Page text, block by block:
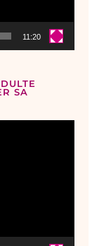
11:20
SA